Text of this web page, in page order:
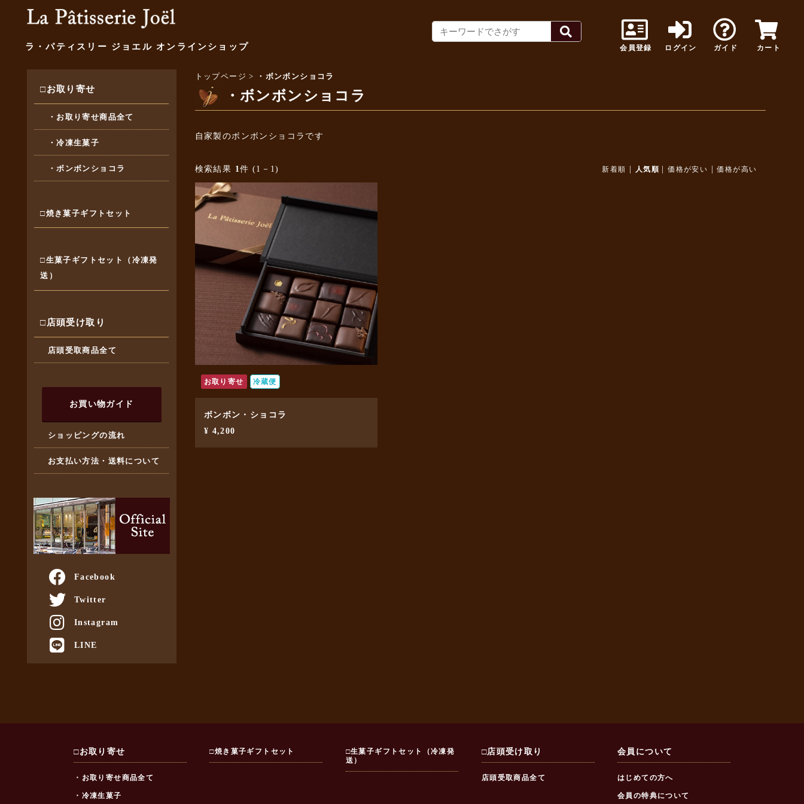
会員登録 ログイン ガイド カート
ラ・パティスリー ジョエル オンラインショップ
□お取り寄せ
・お取り寄せ商品全て
・冷凍生菓子
・ボンボンショコラ
□焼き菓子ギフトセット
□生菓子ギフトセット（冷凍発
送）
□店頭受け取り
店頭受取商品全て
お買い物ガイド
ショッピングの流れ
お支払い方法・送料について
Facebook
Twitter
Instagram
LINE
トップページ > ・ボンボンショコラ
・ボンボンショコラ
自家製のボンボンショコラです
検索結果 1 件 (1－1) 新着順 人気順 |価格が安い |価格が高い
お取り寄せ 冷蔵便
ボンボン・ショコラ
¥ 4,200
□お取り寄せ
・お取り寄せ商品全て
・冷凍生菓子
□焼き菓子ギフトセット
□生菓子ギフトセット（冷凍発
送）
□店頭受け取り
店頭受取商品全て
会員について
はじめての方へ
会員の特典について